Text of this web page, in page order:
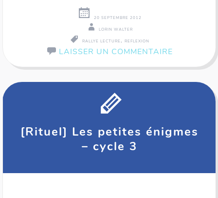
20 SEPTEMBRE 2012
LORIN WALTER
RALLYE LECTURE , REFLEXION
LAISSER UN COMMENTAIRE
[Rituel] Les petites énigmes
– cycle 3